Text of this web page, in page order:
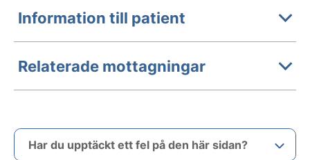
Information till patient
Relaterade mottagningar
Har du upptäckt ett fel på den här sidan?